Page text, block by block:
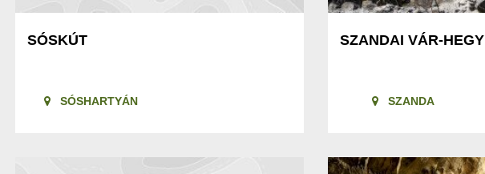
SÓSKÚT
SÓSHARTYÁN
SZANDAI VÁR-HEGY
SZANDA